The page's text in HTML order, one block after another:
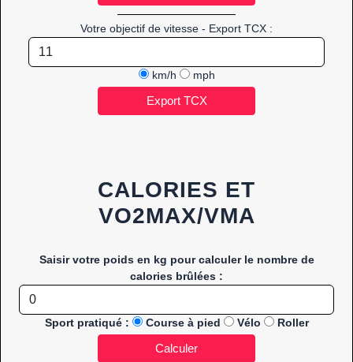
Votre objectif de vitesse - Export TCX :
km/h mph
CALORIES ET
VO2MAX/VMA
Saisir votre poids en kg pour calculer le nombre de
calories brûlées :
Sport pratiqué : Course à pied Vélo Roller